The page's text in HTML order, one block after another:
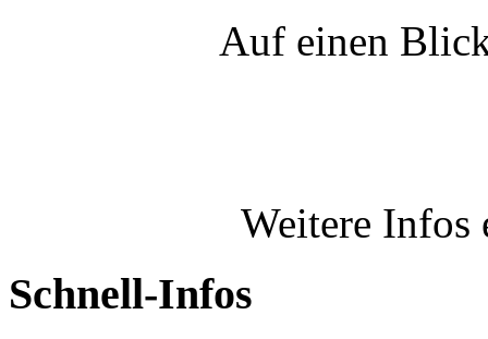
Auf einen
Weitere Infos
Schnell-Infos